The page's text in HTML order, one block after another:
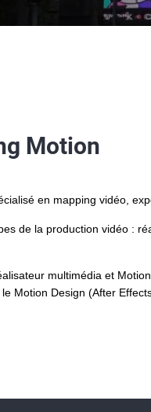
Motion
en mapping vidéo,
de la production vidéo :
multimédia et
Motion Design (After